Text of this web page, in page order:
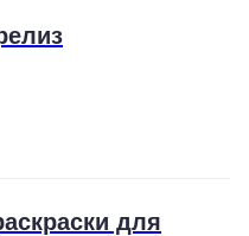
для